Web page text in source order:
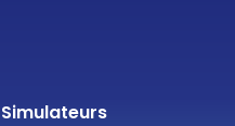
Simulateurs